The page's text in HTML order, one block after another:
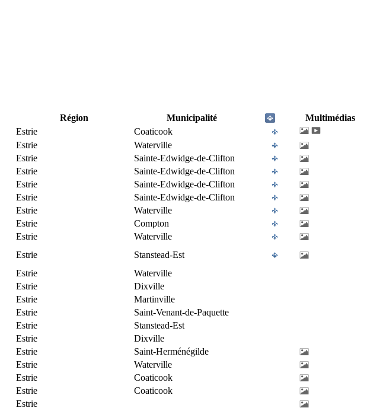
Région Municipalité
Multimédias
Estrie
Coaticook
Estrie
Waterville
Estrie
Sainte-Edwidge-de-Clifton
Estrie
Sainte-Edwidge-de-Clifton
Estrie
Sainte-Edwidge-de-Clifton
Estrie
Sainte-Edwidge-de-Clifton
Estrie
Waterville
Estrie
Compton
Estrie
Waterville
Estrie
Stanstead-Est
Estrie
Waterville
Estrie
Dixville
Estrie
Martinville
Estrie
Saint-Venant-de-Paquette
Estrie
Stanstead-Est
Estrie
Dixville
Estrie
Saint-Herménégilde
Estrie
Waterville
Estrie
Coaticook
Estrie
Coaticook
Estrie